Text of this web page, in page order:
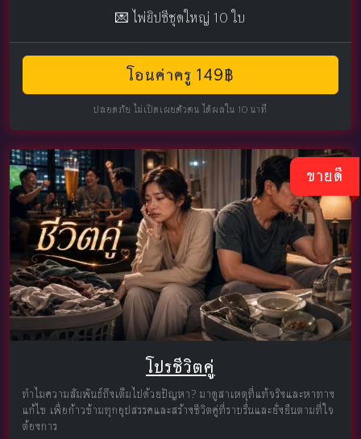
💌 ไพ่ยิปซีชุดใหญ่ 10 ใบ
โอนค่าครู 149฿
ปลอดภัย ไม่เปิดเผยตัวตน ได้ผลใน 10 นาที
ขายดี
โปรชีวิตคู่
ทำไมความสัมพันธ์ถึงเต็มไปด้วยปัญหา? มาดูสาเหตุที่แท้จริงและหาทาง
แก้ไข เพื่อก้าวข้ามทุกอุปสรรคและสร้างชีวิตคู่ที่ราบรื่นและยั่งยืนตามที่ใจ
ต้องการ